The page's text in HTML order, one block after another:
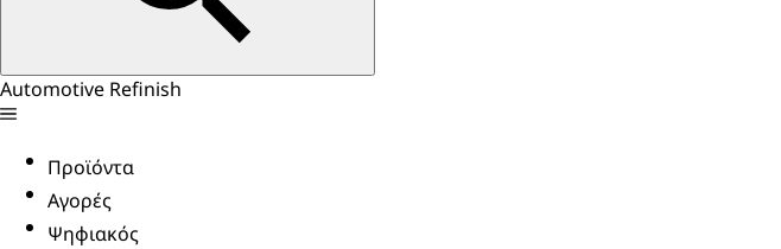
Automotive Refinish
Προϊόντα
Αγορές
Ψηφιακός